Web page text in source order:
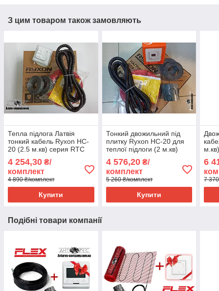
З цим товаром також замовляють
Тепла підлога Латвія
тонкий кабель Ryxon HC-
20 (2.5 м.кв) серия RTC
4 254,30 ₴/
комплект
4 890 ₴/комплект
Купити
Тонкий двожильний під
плитку Ryxon HC-20 для
теплої підлоги (2 м.кв)
4 576,20₴/
комплект
5 260 ₴/комплект
Купити
6
7
Подібні товари компанії